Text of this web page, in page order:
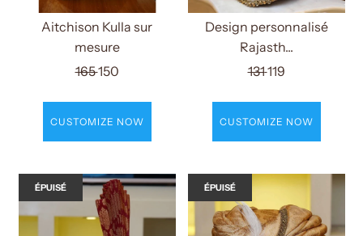
Aitchison Kulla sur
mesure
165150
CUSTOMIZE NOW
Design personnalisé
Rajasth...
131119
CUSTOMIZE NOW
ÉPUISÉ ÉPUISÉ